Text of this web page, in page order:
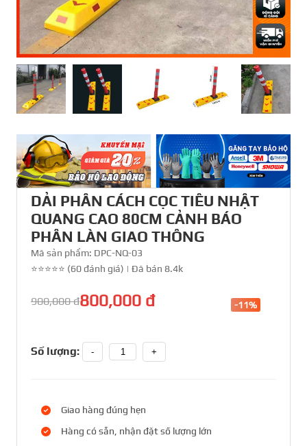
DẢI PHÂN CÁCH CỌC TIÊU NHẬT
QUANG CAO 80CM CẢNH BÁO
PHÂN LÀN GIAO THÔNG
Mã sản phẩm: DPC-NQ-03
⭐⭐⭐⭐⭐ (60 đánh giá) | Đã bán 8.4k
900,000 đ800,000 đ -11%
Số lượng: - +
Giao hàng đúng hẹn
Hàng có sẵn, nhận đặt số lượng lớn